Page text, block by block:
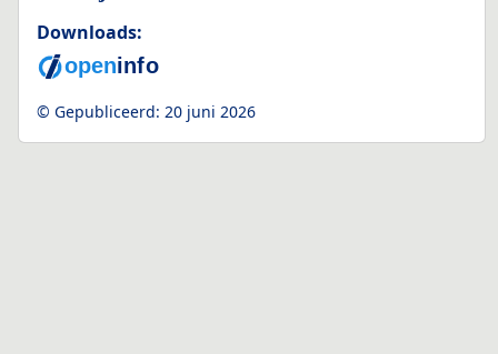
Downloads:
© Gepubliceerd: 20 juni 2026